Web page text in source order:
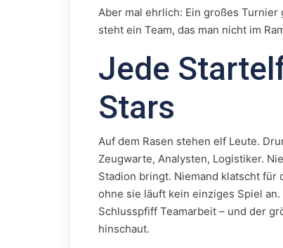
Aber mal ehrlich: Ein großes
steht ein Team, das man nicht im
Jede
Stars
Auf dem Rasen stehen elf Leute.
Zeugwarte, Analysten, Logistiker.
Stadion bringt. Niemand klatscht für
ohne sie läuft kein einziges Spiel
Schlusspfiff Teamarbeit – und der
hinschaut.